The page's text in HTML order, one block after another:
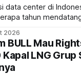
data center di
tahun
mereka?
2026
BULL Mau
LNG Grup